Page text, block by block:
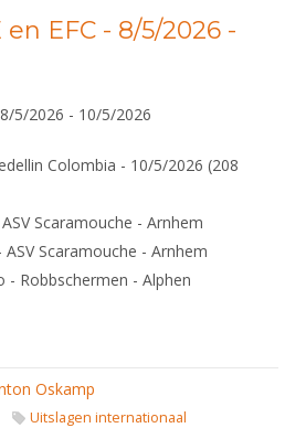
EFC - 8/5/2026 -
5/2026 - 10/5/2026
Colombia - 10/5/2026 (208
Scaramouche - Arnhem
Scaramouche - Arnhem
Robbschermen - Alphen
Oskamp
Uitslagen internationaal